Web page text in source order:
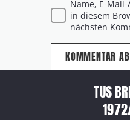
Name, E-
in diesem
nächsten
KOMMENTAR
TUS